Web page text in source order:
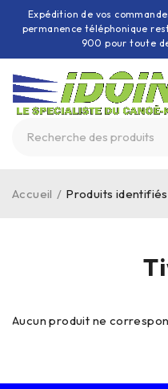
Expédition de vos
permanence téléphonique
900 pour toute
Accueil / Produits identifiés
Aucun produit ne